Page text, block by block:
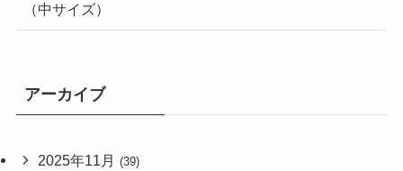
（中サイズ）
アーカイブ
2025年11月 (39)